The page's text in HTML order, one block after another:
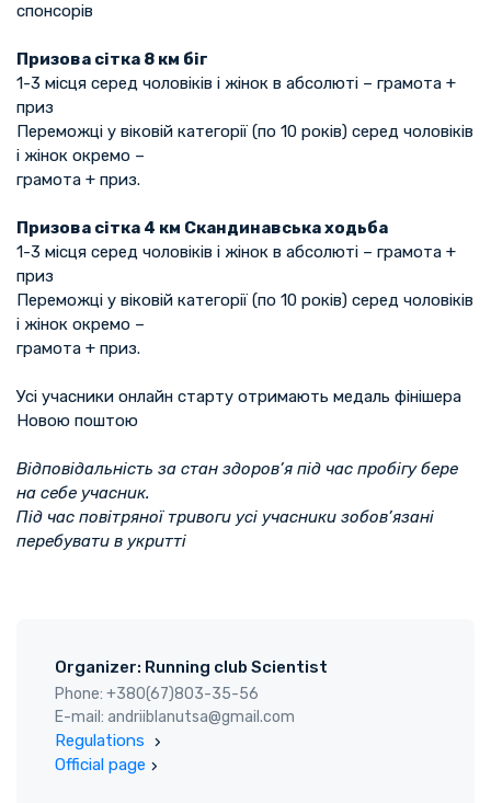
спонсорів
Призова сітка 8 км біг
1-3 місця серед чоловіків і жінок в абсолюті – грамота +
приз
Переможці у віковій категорії (по 10 років) серед чоловіків
і жінок окремо –
грамота + приз.
Призова сітка 4 км Скандинавська ходьба
1-3 місця серед чоловіків і жінок в абсолюті – грамота +
приз
Переможці у віковій категорії (по 10 років) серед чоловіків
і жінок окремо –
грамота + приз.
Усі учасники онлайн старту отримають медаль фінішера
Новою поштою
Відповідальність за стан здоров’я під час пробігу бере
на себе учасник.
Під час повітряної тривоги усі учасники зобов’язані
перебувати в укритті
Organizer: Running club Scientist
Phone: +380(67)803-35-56
E-mail: andriiblanutsa@gmail.com
Regulations
Official page